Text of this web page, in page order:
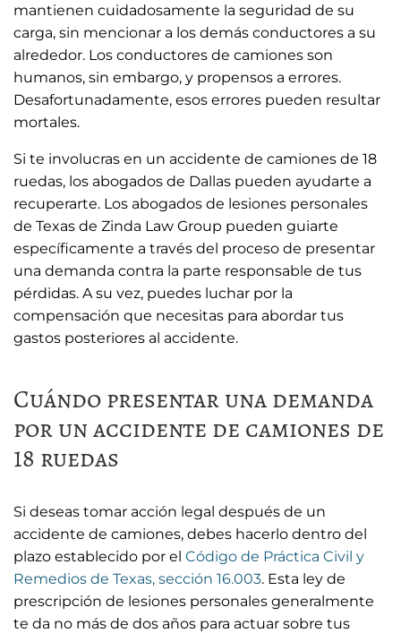
mantienen cuidadosamente la seguridad de su
carga, sin mencionar a los demás conductores a su
alrededor. Los conductores de camiones son
humanos, sin embargo, y propensos a errores.
Desafortunadamente, esos errores pueden resultar
mortales.
Si te involucras en un accidente de camiones de 18
ruedas, los abogados de Dallas pueden ayudarte a
recuperarte. Los abogados de lesiones personales
de Texas de Zinda Law Group pueden guiarte
específicamente a través del proceso de presentar
una demanda contra la parte responsable de tus
pérdidas. A su vez, puedes luchar por la
compensación que necesitas para abordar tus
gastos posteriores al accidente.
Cuándo presentar una demanda
por un accidente de camiones de
18 ruedas
Si deseas tomar acción legal después de un
accidente de camiones, debes hacerlo dentro del
plazo establecido por el Código de Práctica Civil y
Remedios de Texas, sección 16.003. Esta ley de
prescripción de lesiones personales generalmente
te da no más de dos años para actuar sobre tus